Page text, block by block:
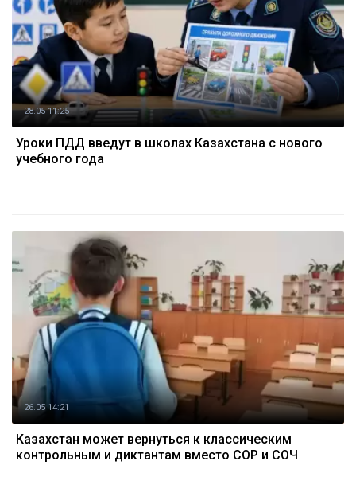
28.05 11:25
Уроки ПДД введут в школах Казахстана с нового
учебного года
26.05 14:21
Казахстан может вернуться к классическим
контрольным и диктантам вместо СОР и СОЧ